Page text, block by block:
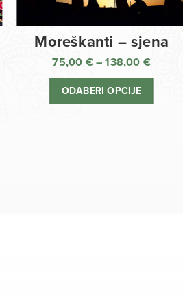
Moreškanti – sjena
75,00 € – 138,00 €Raspon
cijena:
ODABERI OPCIJE